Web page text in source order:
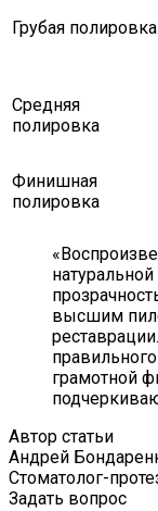
Грубая полировка
Средняя
полировка
Финишная
полировка
высшим
грамотной
Автор статьи
Андрей
Стоматолог-
Задать вопрос